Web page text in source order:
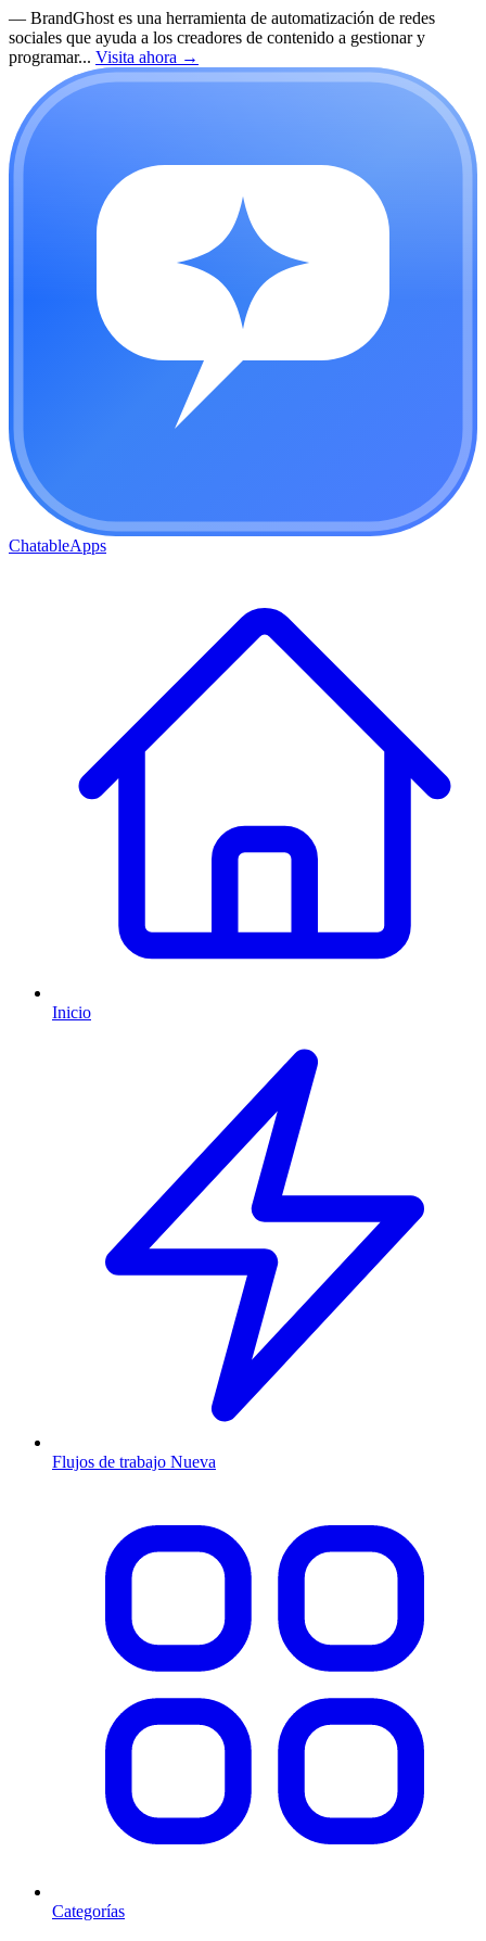
— BrandGhost es una herramienta de automatización de redes
sociales que ayuda a los creadores de contenido a gestionar y
programar... Visita ahora →
ChatableApps
Inicio
Flujos de trabajo Nueva
Categorías